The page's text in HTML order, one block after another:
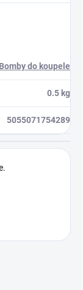
Bomby do koupele
0.5 kg
5055071754289